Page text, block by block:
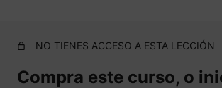
Taller Parte II
Material descargable
NO TIENES ACCESO A ESTA LECCIÓN
Compra este curso, o